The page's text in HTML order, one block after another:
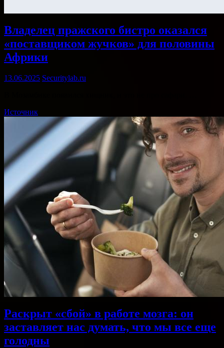
Владелец пражского бистро оказался
«поставщиком жучков» для половины
Африки
13.06.2025 Securitylab.ru
Источник
Раскрыт «сбой» в работе мозга: он
заставляет нас думать, что мы все еще
голодны